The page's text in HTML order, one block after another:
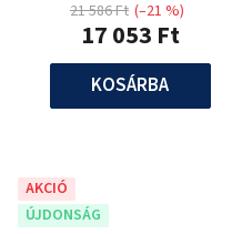
17 053 Ft
21 586 Ft (–21 %)
KOSÁRBA
AKCIÓ
ÚJDONSÁG